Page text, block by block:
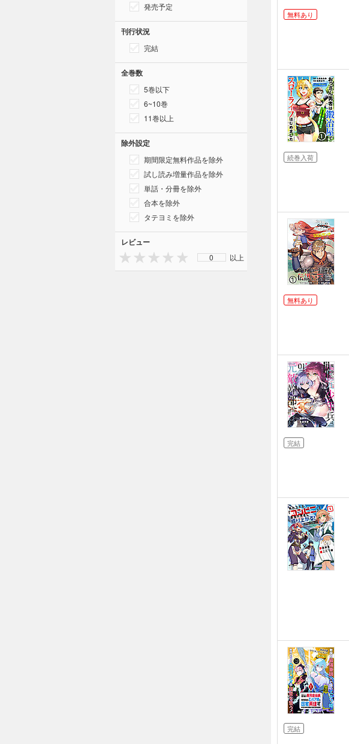
無料あり
続巻入荷
無料あり
完結
完結
発売予定
刊行状況
完結
全巻数
5巻以下
6~10巻
11巻以上
除外設定
期間限定無料作品を除外
試し読み増量作品を除外
単話・分冊を除外
合本を除外
タテヨミを除外
レビュー
0 以上